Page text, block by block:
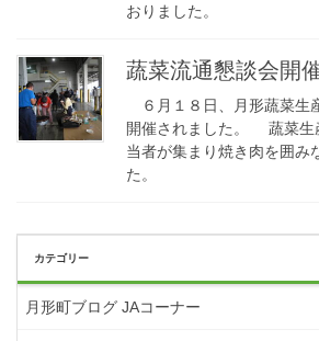
おりました。
蔬菜流通懇談会開
６月１８日、月形蔬菜生
開催されました。 蔬菜生
当者が集まり焼き肉を囲み
た。
カテゴリー
月形町ブログ JAコーナー